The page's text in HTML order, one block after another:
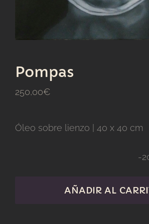
Pompas
250,00€
Óleo sobre lienzo |
-
AÑADIR AL